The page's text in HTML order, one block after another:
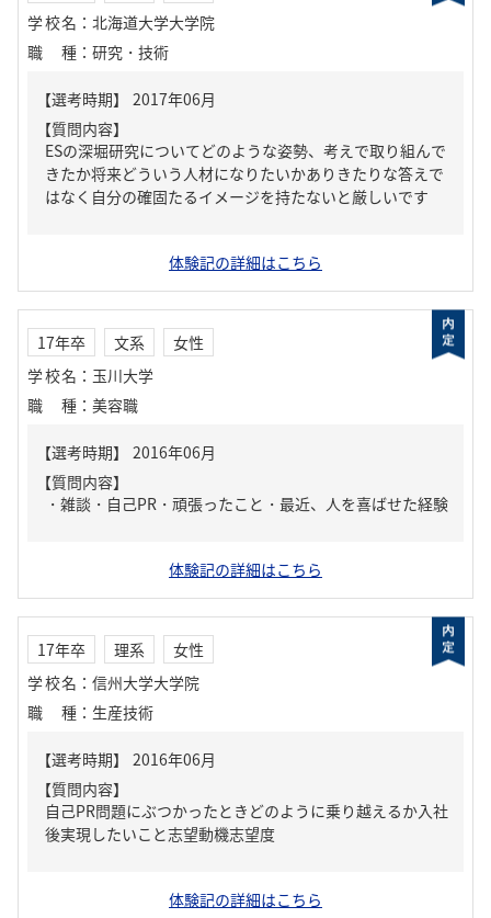
学校名 ： 北海道大学大学院
職種 ： 研究・技術
【質問内容】
ESの深堀研究についてどのような姿勢、考えで取り組んで
きたか将来どういう人材になりたいかありきたりな答えで
はなく自分の確固たるイメージを持たないと厳しいです
体験記の詳細はこちら
17年卒 文系
女性
学校名 ： 玉川大学
職種 ： 美容職
【質問内容】
・雑談・自己PR・頑張ったこと・最近、人を喜ばせた経験
体験記の詳細はこちら
17年卒 理系
女性
学校名 ： 信州大学大学院
職種 ： 生産技術
【質問内容】
自己PR問題にぶつかったときどのように乗り越えるか入社
後実現したいこと志望動機志望度
体験記の詳細はこちら